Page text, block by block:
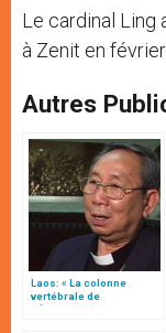
Le cardinal Ling
à Zenit en
Autres
Laos: « La colonne
vertébrale de
l’Église c’est la